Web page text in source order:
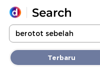
Yang sedang ramai
Loading... Terbaru